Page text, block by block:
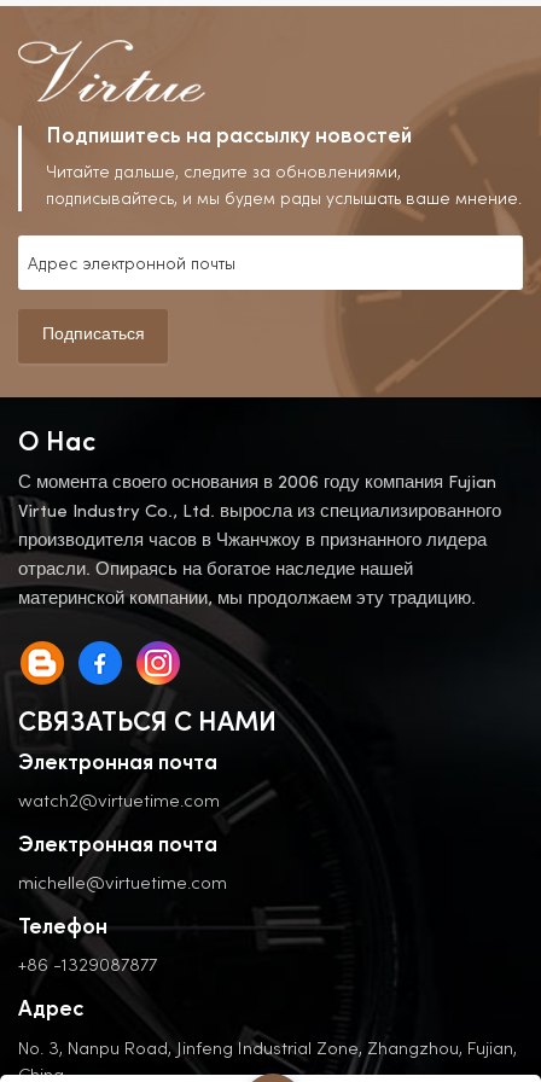
Подпишитесь на рассылку новостей
Читайте дальше, следите за обновлениями,
подписывайтесь, и мы будем рады услышать ваше мнение.
Подписаться
О Нас
С момента своего основания в 2006 году компания Fujian
Virtue Industry Co., Ltd. выросла из специализированного
производителя часов в Чжанчжоу в признанного лидера
отрасли. Опираясь на богатое наследие нашей
материнской компании, мы продолжаем эту традицию.
СВЯЗАТЬСЯ С НАМИ
Электронная почта
watch2@virtuetime.com
Электронная почта
michelle@virtuetime.com
Телефон
+86 -1329087877
Адрес
No. 3, Nanpu Road, Jinfeng Industrial Zone, Zhangzhou, Fujian,
China